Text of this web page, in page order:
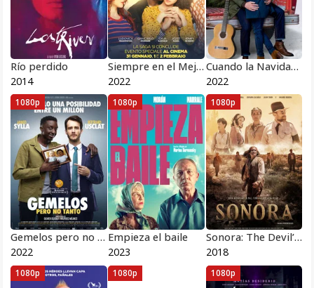
Río perdido
2014
Siempre en el Mejor Momento
2022
Cuando la Navidad era joven
2022
Gemelos pero no tanto
2022
1080p
Empieza el baile
2023
1080p
Sonora: The Devil’s Highway
2018
1080p
1080p 1080p 1080p